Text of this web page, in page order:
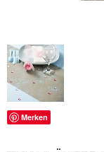
Merken